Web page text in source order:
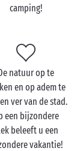
camping!
natuur op te
en op adem te
ver van de stad.
een bijzondere
beleeft u een
vakantie!